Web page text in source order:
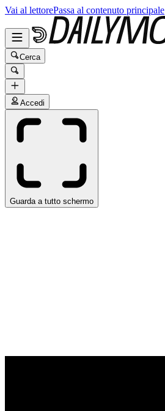
Vai al lettorePassa al contenuto principale
Cerca
Accedi
Guarda a tutto schermo